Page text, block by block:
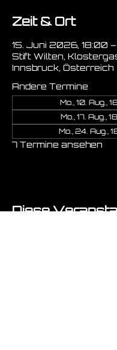
Zeit & Ort
15. Juni 2026, 18:00
Stift Wilten,
Innsbruck, Österreich
Andere Termine
Mo., 10. Aug.,
Mo., 17. Aug.,
Mo., 24. Aug.,
7 Termine ansehen
Diese